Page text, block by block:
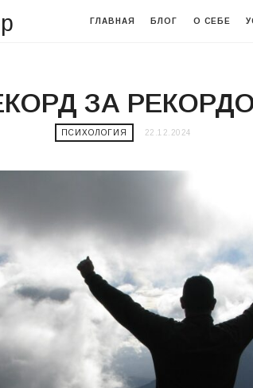
ГЛАВНАЯ БЛОГ О СЕБЕ
ЗА
ПСИХОЛОГИЯ 22.12.2024